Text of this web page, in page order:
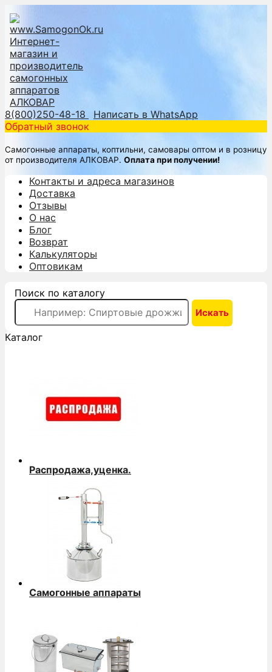
8(800)250-48-18
Написать в WhatsApp
Обратный звонок
Самогонные аппараты, коптильни, самовары оптом и в розницу
от производителя АЛКОВАР. Оплата при получении!
Контакты и адреса магазинов
Доставка
Отзывы
О нас
Блог
Возврат
Калькуляторы
Оптовикам
Поиск по каталогу
Каталог
Распродажа,уценка.
Самогонные аппараты